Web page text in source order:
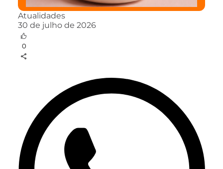
Atualidades
30 de julho de 2026
0